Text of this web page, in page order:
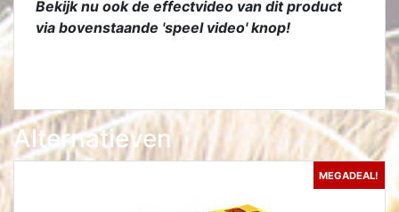
Bekijk nu ook de effectvideo van dit product
via bovenstaande 'speel video' knop!
Alternatieven
MEGADEAL!